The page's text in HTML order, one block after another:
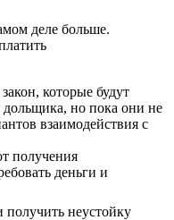
деле больше.
которые будут
дольщика, но пока они не
взаимодействия с
получения
деньги и
неустойку